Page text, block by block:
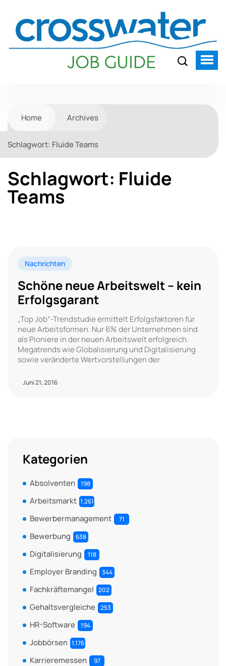
Home Archives
Schlagwort: Fluide Teams
Schlagwort: Fluide
Teams
Nachrichten
Schöne neue Arbeitswelt – kein
Erfolgsgarant
„Top Job“-Trendstudie ermittelt Erfolgsfaktoren für
neue Arbeitsformen. Nur 6% der Unternehmen sind
als Pioniere in der neuen Arbeitswelt erfolgreich.
Megatrends wie Globalisierung und Digitalisierung
sowie veränderte Wertvorstellungen der
Juni 21, 2016
Kategorien
Absolventen 198
Arbeitsmarkt 1.261
Bewerbermanagement 71
Bewerbung 638
Digitalisierung 118
Employer Branding 344
Fachkräftemangel 202
Gehaltsvergleiche 253
HR-Software 194
Jobbörsen 1.176
Karrieremessen 97